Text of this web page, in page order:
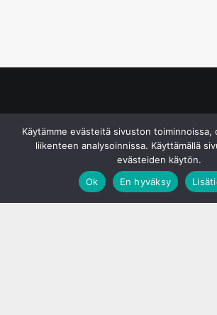
Käytämme evästeitä sivuston toiminnoissa,
liikenteen analysoinnissa. Käyttämällä
evästeiden käytön.
Ok
En hyväksy